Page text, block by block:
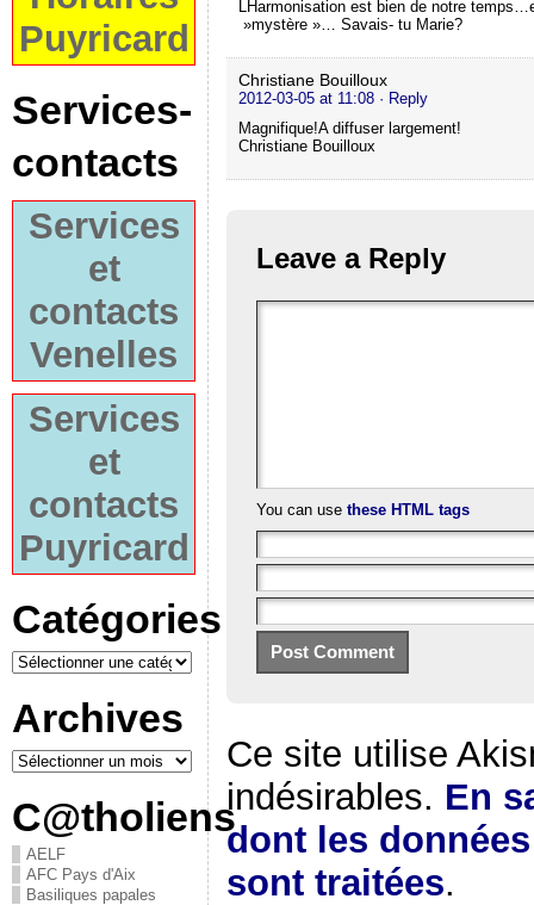
Puyricard
Services-
contacts
Services
et
contacts
Venelles
Services
et
contacts
Puyricard
Catégories
Archives
C@tholiens
AELF
AFC Pays d'Aix
Basiliques papales
LHarmonisation est bien de notre
»mystère »… Savais- tu Marie?
Christiane Bouilloux
2012-03-05 at 11:08 · Reply
Magnifique!A diffuser largement!
Christiane Bouilloux
Leave a Reply
You can use these HTML tags
Ce site utilise
indésirables. En
dont les
sont traitées.